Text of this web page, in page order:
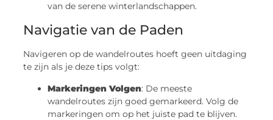
van de serene winterlandschappen.
Navigatie van de Paden
Navigeren op de wandelroutes hoeft geen uitdaging
te zijn als je deze tips volgt:
Markeringen Volgen: De meeste
wandelroutes zijn goed gemarkeerd. Volg de
markeringen om op het juiste pad te blijven.